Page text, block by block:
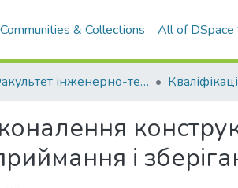
Communities & Collections All of DSpace
Факультет інженерно-технологічний
приймання і